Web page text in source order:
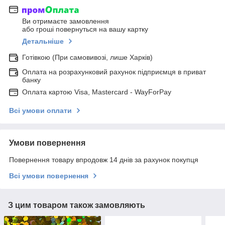
Ви отримаєте замовлення
або гроші повернуться на вашу картку
Детальніше
Готівкою (При самовивозі, лише Харків)
Оплата на розрахунковий рахунок підприємця в приват
банку
Оплата картою Visa, Mastercard - WayForPay
Всі умови оплати
Умови повернення
Повернення товару впродовж 14 днів за рахунок покупця
Всі умови повернення
З цим товаром також замовляють